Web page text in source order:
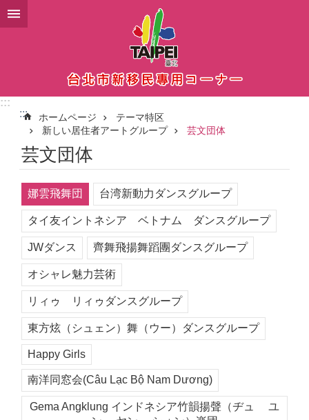
メインコンテンツブロックにスキップ
:::
:::
ホームページ
テーマ特区
新しい居住者アートグループ
芸文団体
芸文団体
娜雲飛舞団 台湾新動力ダンスグループ
タイ友イントネシア ベトナム ダンスグループ
JWダンス 齊舞飛揚舞蹈團ダンスグループ
オシャレ魅力芸術
リィゥ リィゥダンスグループ
東方炫（シュェン）舞（ウー）ダンスグループ
Happy Girls
南洋同窓会(Câu Lạc Bộ Nam Dương)
Gema Angklung インドネシア竹韻揚聲（ヂュ ユ